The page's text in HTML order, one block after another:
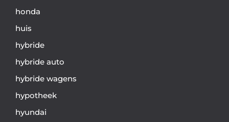
honda
huis
hybride
hybride auto
hybride wagens
hypotheek
hyundai